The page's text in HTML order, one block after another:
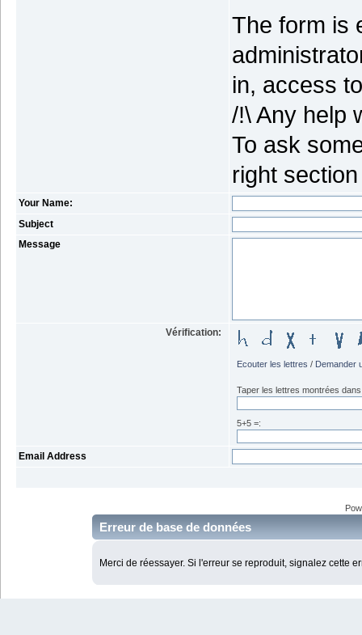
The form is
in, access
/!\ Any help
To ask
right
Your Name:
Subject
Message
Vérification:
Ecouter les lettres / Demander
Taper les lettres montrées
5+5 =:
Email Address
Erreur de base de données
Merci de réessayer. Si l'erreur se reproduit, signalez cette